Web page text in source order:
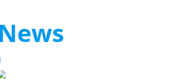
News
Boccia Bund Deutschland